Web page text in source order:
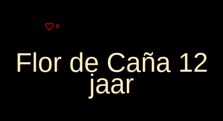
0
Flor de Caña 12
jaar